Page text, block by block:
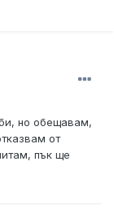
но обещавам,
от
пък ще